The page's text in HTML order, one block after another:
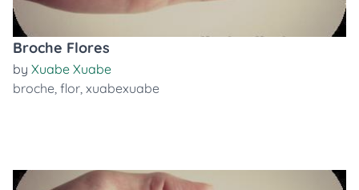
Broche Flores
by Xuabe Xuabe
broche, flor, xuabexuabe